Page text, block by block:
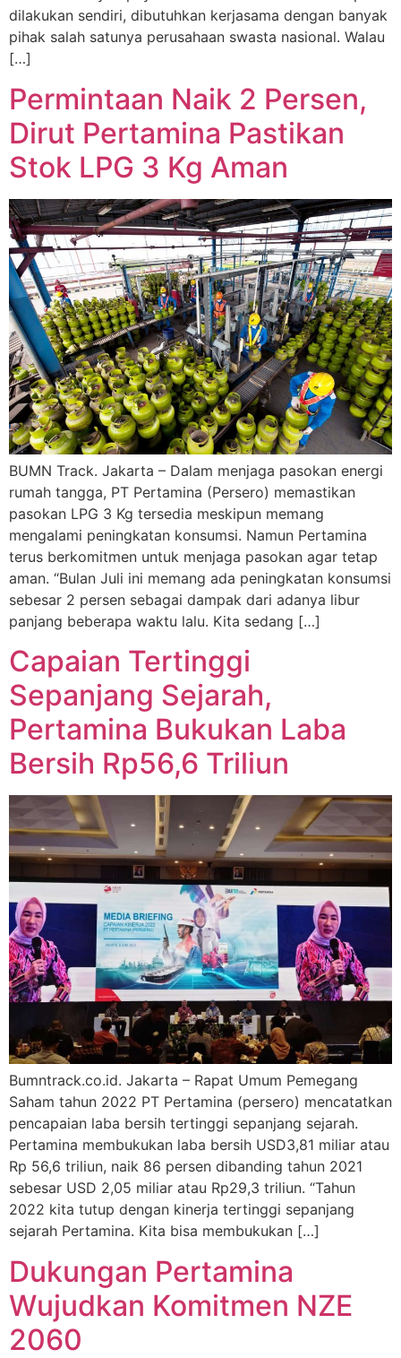
dilakukan sendiri, dibutuhkan kerjasama dengan banyak
pihak salah satunya perusahaan swasta nasional. Walau
[…]
Permintaan Naik 2 Persen,
Dirut Pertamina Pastikan
Stok LPG 3 Kg Aman
BUMN Track. Jakarta – Dalam menjaga pasokan energi
rumah tangga, PT Pertamina (Persero) memastikan
pasokan LPG 3 Kg tersedia meskipun memang
mengalami peningkatan konsumsi. Namun Pertamina
terus berkomitmen untuk menjaga pasokan agar tetap
aman. “Bulan Juli ini memang ada peningkatan konsumsi
sebesar 2 persen sebagai dampak dari adanya libur
panjang beberapa waktu lalu. Kita sedang […]
Capaian Tertinggi
Sepanjang Sejarah,
Pertamina Bukukan Laba
Bersih Rp56,6 Triliun
Bumntrack.co.id. Jakarta – Rapat Umum Pemegang
Saham tahun 2022 PT Pertamina (persero) mencatatkan
pencapaian laba bersih tertinggi sepanjang sejarah.
Pertamina membukukan laba bersih USD3,81 miliar atau
Rp 56,6 triliun, naik 86 persen dibanding tahun 2021
sebesar USD 2,05 miliar atau Rp29,3 triliun. “Tahun
2022 kita tutup dengan kinerja tertinggi sepanjang
sejarah Pertamina. Kita bisa membukukan […]
Dukungan Pertamina
Wujudkan Komitmen NZE
2060